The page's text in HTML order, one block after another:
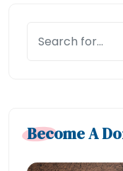
Become A